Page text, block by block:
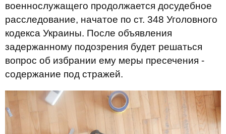
военнослужащего продолжается досудебное
расследование, начатое по ст. 348 Уголовного
кодекса Украины. После объявления
задержанному подозрения будет решаться
вопрос об избрании ему меры пресечения -
содержание под стражей.